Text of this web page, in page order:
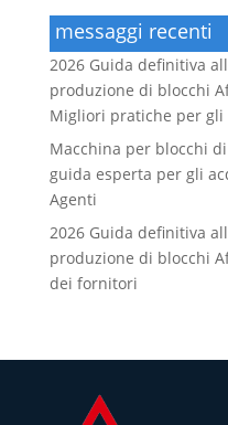
messaggi recenti
2026 Guida definitiva
produzione di blocchi
Migliori pratiche per gli
Macchina per blocchi
guida esperta per gli
Agenti
2026 Guida definitiva
produzione di blocchi
dei fornitori